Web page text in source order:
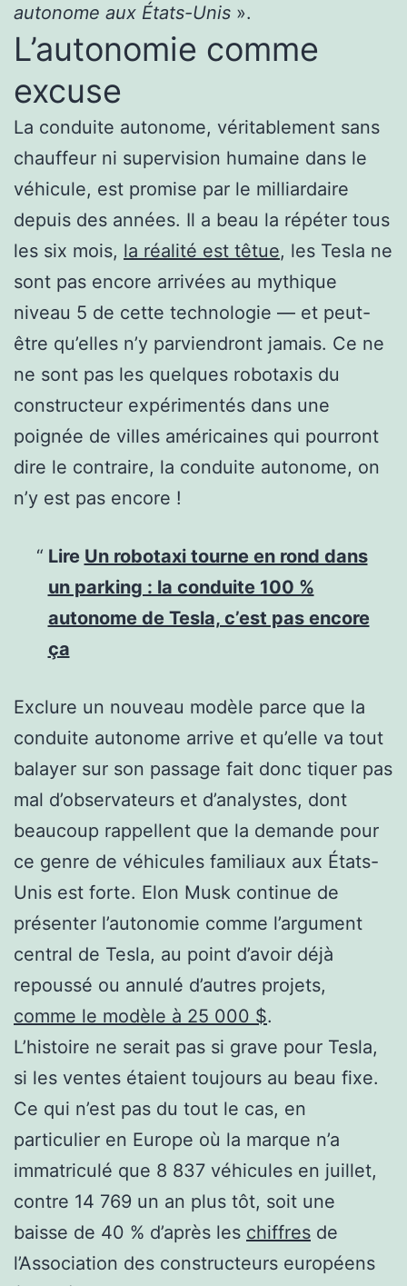
autonome aux États-Unis ».
L’autonomie comme
excuse
La conduite autonome, véritablement sans
chauffeur ni supervision humaine dans le
véhicule, est promise par le milliardaire
depuis des années. Il a beau la répéter tous
les six mois, la réalité est têtue, les Tesla ne
sont pas encore arrivées au mythique
niveau 5 de cette technologie — et peut-
être qu’elles n’y parviendront jamais. Ce ne
ne sont pas les quelques robotaxis du
constructeur expérimentés dans une
poignée de villes américaines qui pourront
dire le contraire, la conduite autonome, on
n’y est pas encore !
Lire Un robotaxi tourne en rond dans
un parking : la conduite 100 %
autonome de Tesla, c’est pas encore
ça
Exclure un nouveau modèle parce que la
conduite autonome arrive et qu’elle va tout
balayer sur son passage fait donc tiquer pas
mal d’observateurs et d’analystes, dont
beaucoup rappellent que la demande pour
ce genre de véhicules familiaux aux États-
Unis est forte. Elon Musk continue de
présenter l’autonomie comme l’argument
central de Tesla, au point d’avoir déjà
repoussé ou annulé d’autres projets,
comme le modèle à 25 000 $.
L’histoire ne serait pas si grave pour Tesla,
si les ventes étaient toujours au beau fixe.
Ce qui n’est pas du tout le cas, en
particulier en Europe où la marque n’a
immatriculé que 8 837 véhicules en juillet,
contre 14 769 un an plus tôt, soit une
baisse de 40 % d’après les chiffres de
l’Association des constructeurs européens